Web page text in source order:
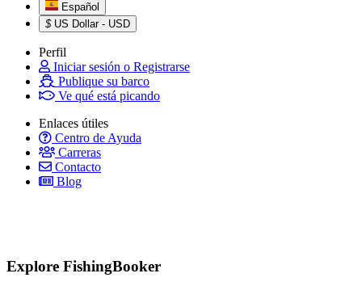
Español
$ US Dollar - USD
Perfil
Iniciar sesión o Registrarse
Publique su barco
Ve qué está picando
Enlaces útiles
Centro de Ayuda
Carreras
Contacto
Blog
Explore FishingBooker